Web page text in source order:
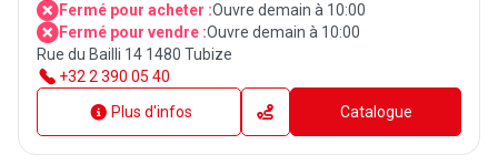
Fermé pour acheter :Ouvre demain à 10:00
Fermé pour vendre :Ouvre demain à 10:00
Rue du Bailli 14 1480 Tubize
+32 2 390 05 40
Plus d'infos
Catalogue